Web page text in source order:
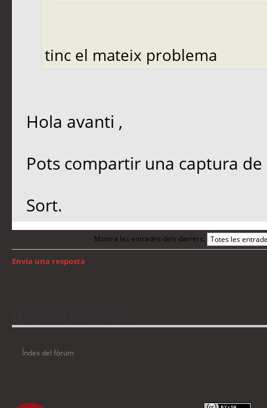
tinc el mateix problema
Hola avanti ,
Pots compartir una captura de
Sort.
Mostra les entrades dels darrers:
Envia una resposta
Índex del fòrum